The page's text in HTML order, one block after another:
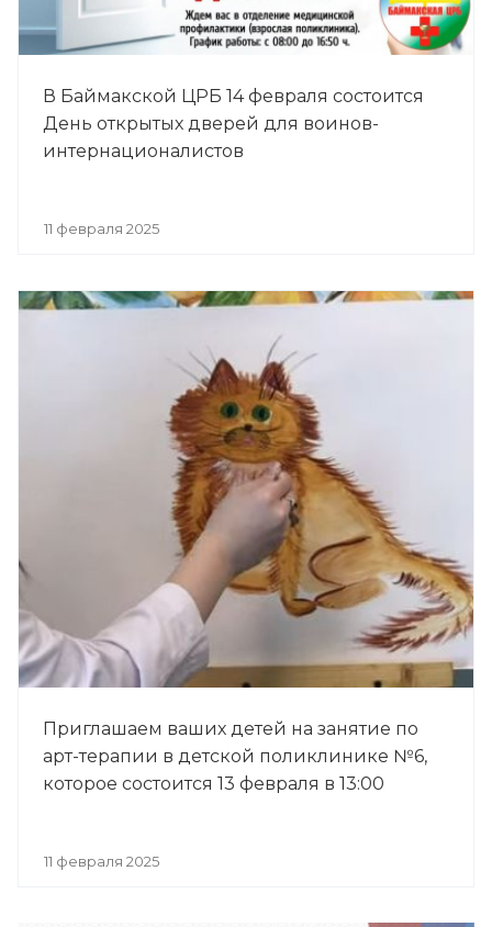
В Баймакской ЦРБ 14 февраля состоится
День открытых дверей для воинов-
интернационалистов
11 февраля 2025
Приглашаем ваших детей на занятие по
арт-терапии в детской поликлинике №6,
которое состоится 13 февраля в 13:00
11 февраля 2025